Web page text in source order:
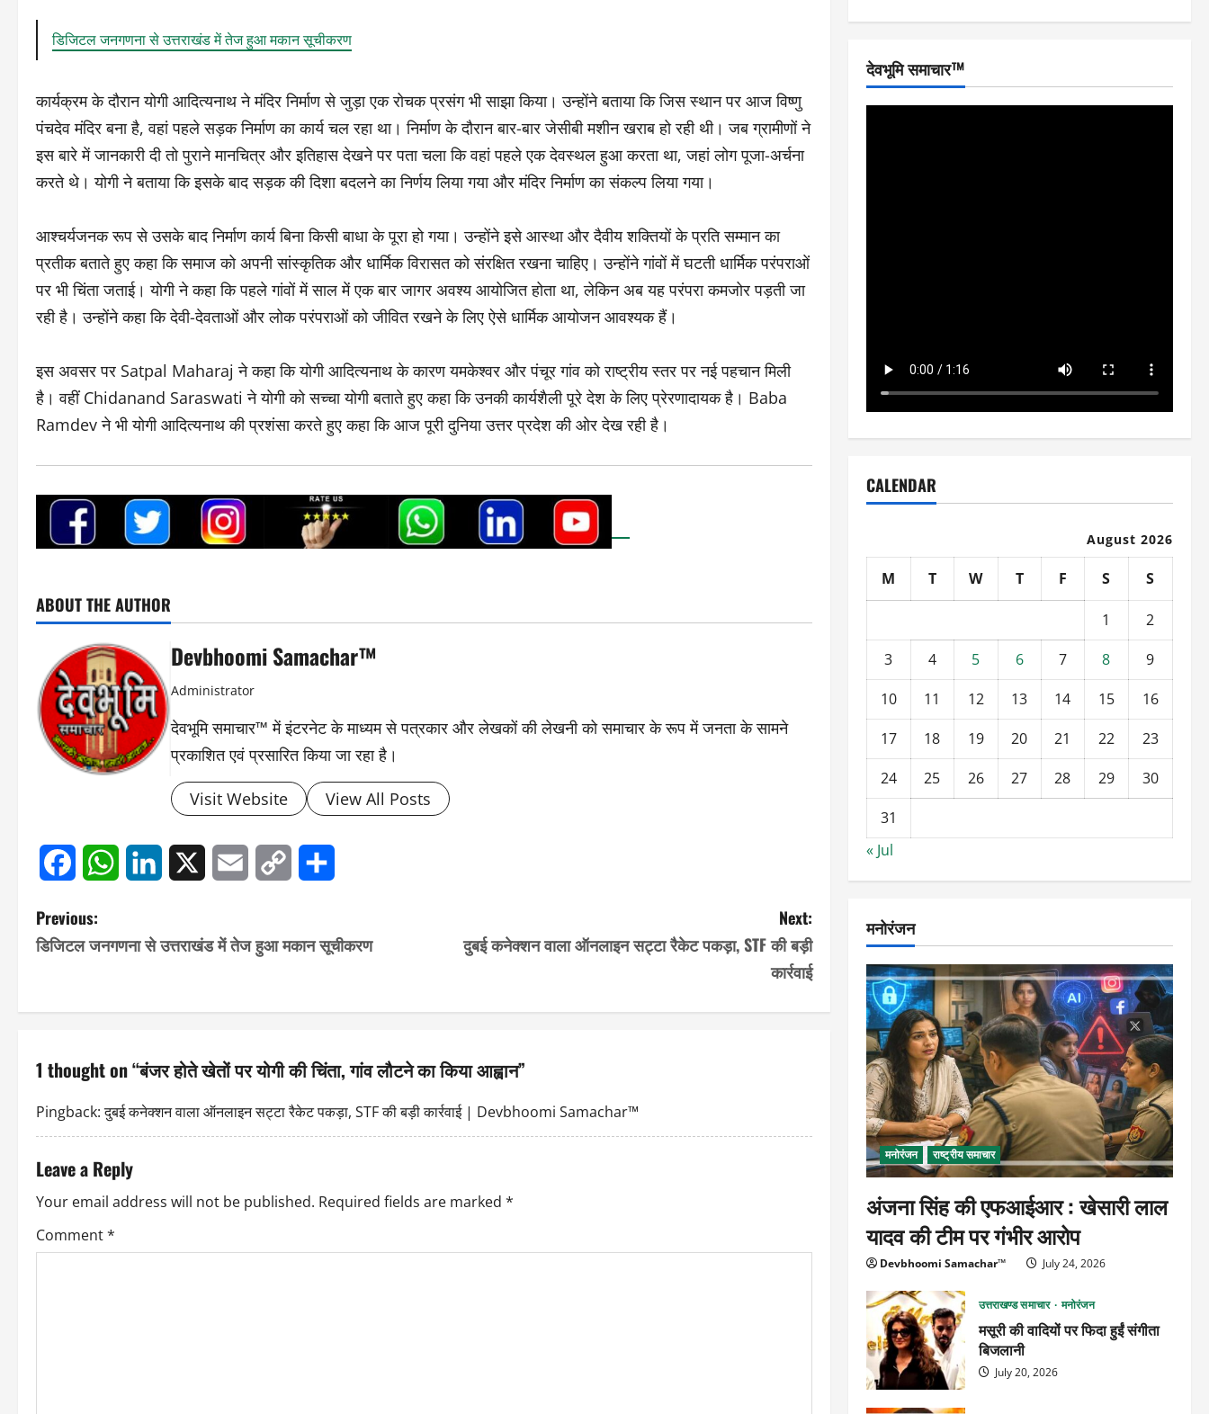
डिजिटल जनगणना से उत्तराखंड में तेज हुआ मकान सूचीकरण
कार्यक्रम के दौरान योगी आदित्यनाथ ने मंदिर निर्माण से जुड़ा एक रोचक प्रसंग भी साझा किया। उन्होंने बताया कि जिस स्थान पर आज विष्णु
पंचदेव मंदिर बना है, वहां पहले सड़क निर्माण का कार्य चल रहा था। निर्माण के दौरान बार-बार जेसीबी मशीन खराब हो रही थी। जब ग्रामीणों ने
इस बारे में जानकारी दी तो पुराने मानचित्र और इतिहास देखने पर पता चला कि वहां पहले एक देवस्थल हुआ करता था, जहां लोग पूजा-अर्चना
करते थे। योगी ने बताया कि इसके बाद सड़क की दिशा बदलने का निर्णय लिया गया और मंदिर निर्माण का संकल्प लिया गया।
आश्चर्यजनक रूप से उसके बाद निर्माण कार्य बिना किसी बाधा के पूरा हो गया। उन्होंने इसे आस्था और दैवीय शक्तियों के प्रति सम्मान का
प्रतीक बताते हुए कहा कि समाज को अपनी सांस्कृतिक और धार्मिक विरासत को संरक्षित रखना चाहिए। उन्होंने गांवों में घटती धार्मिक परंपराओं
पर भी चिंता जताई। योगी ने कहा कि पहले गांवों में साल में एक बार जागर अवश्य आयोजित होता था, लेकिन अब यह परंपरा कमजोर पड़ती जा
रही है। उन्होंने कहा कि देवी-देवताओं और लोक परंपराओं को जीवित रखने के लिए ऐसे धार्मिक आयोजन आवश्यक हैं।
इस अवसर पर Satpal Maharaj ने कहा कि योगी आदित्यनाथ के कारण यमकेश्वर और पंचूर गांव को राष्ट्रीय स्तर पर नई पहचान मिली
है। वहीं Chidanand Saraswati ने योगी को सच्चा योगी बताते हुए कहा कि उनकी कार्यशैली पूरे देश के लिए प्रेरणादायक है। Baba
Ramdev ने भी योगी आदित्यनाथ की प्रशंसा करते हुए कहा कि आज पूरी दुनिया उत्तर प्रदेश की ओर देख रही है।
ABOUT THE AUTHOR
Devbhoomi Samachar™
Administrator
देवभूमि समाचार™ में इंटरनेट के माध्यम से पत्रकार और लेखकों की लेखनी को समाचार के रूप में जनता के सामने
प्रकाशित एवं प्रसारित किया जा रहा है।
Visit Website View All Posts
P
o
n
a
v
i
g
a
Previous:
डिजिटल जनगणना से उत्तराखंड में तेज हुआ मकान सूचीकरण
Next:
दुबई कनेक्शन वाला ऑनलाइन सट्टा रैकेट पकड़ा, STF की बड़ी
कार्रवाई
1 thought on “बंजर होते खेतों पर योगी की चिंता, गांव लौटने का किया आह्वान”
Pingback:दुबई कनेक्शन वाला ऑनलाइन सट्टा रैकेट पकड़ा, STF की बड़ी कार्रवाई | Devbhoomi Samachar™
Leave a Reply
Your email address will not be published. Required fields are marked *
Comment*
देवभूमि समाचार™
CALENDAR
August 2026
M T W T F S S
1
2
3
4 5 6 7 8
9
10
11 12 13 14 15
16
17
18 19 20 21 22
23
24
25 26 27 28 29
30
31
« Jul
मनोरंजन
मनोरंजन राष्ट्रीय समाचार
अंजना सिंह की एफआईआर : खेसारी लाल
यादव की टीम पर गंभीर आरोप
Devbhoomi Samachar™ July 24, 2026
उत्तराखण्ड समाचार मनोरंजन
मसूरी की वादियों पर फिदा हुईं संगीता
बिजलानी
July 20, 2026